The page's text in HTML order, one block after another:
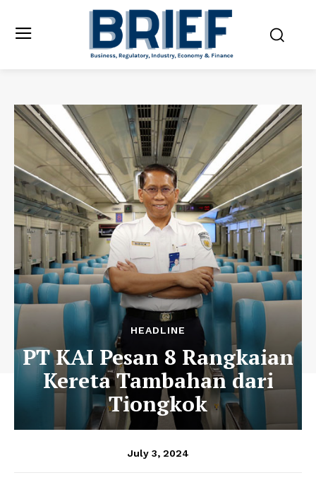
HEADLINE
PT KAI Pesan 8 Rangkaian
Kereta Tambahan dari
Tiongkok
July 3, 2024